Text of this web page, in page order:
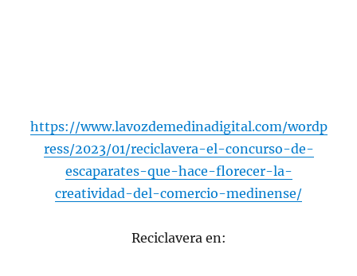
https://www.lavozdemedinadigital.com/wordp
ress/2023/01/reciclavera-el-concurso-de-
escaparates-que-hace-florecer-la-
creatividad-del-comercio-medinense/
Reciclavera en: